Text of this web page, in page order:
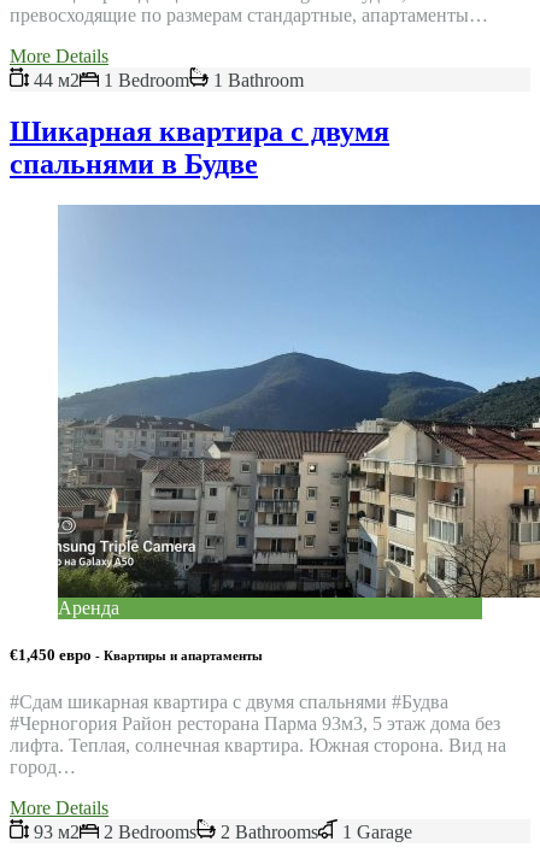
превосходящие по размерам стандартные, апартаменты…
More Details
44 м2
1 Bedroom 1 Bathroom
Шикарная квартира с двумя
спальнями в Будве
Аренда
€1,450 евро - Квартиры и апартаменты
#Сдам шикарная квартира с двумя спальнями #Будвa
#Черногория Район ресторана Парма 93м3, 5 этаж дома без
лифта. Теплая, солнечная квартира. Южная сторона. Вид на
город…
More Details
93 м2
2 Bedrooms 2 Bathrooms 1 Garage